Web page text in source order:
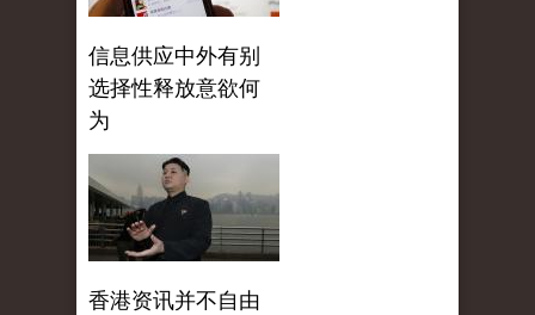
信息供应中外有别
选择性释放意欲何
为
香港资讯并不自由